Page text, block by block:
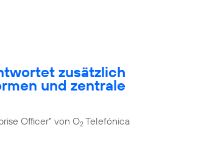
zusätzlich
und zentrale
Officer” von O2 Telefónica